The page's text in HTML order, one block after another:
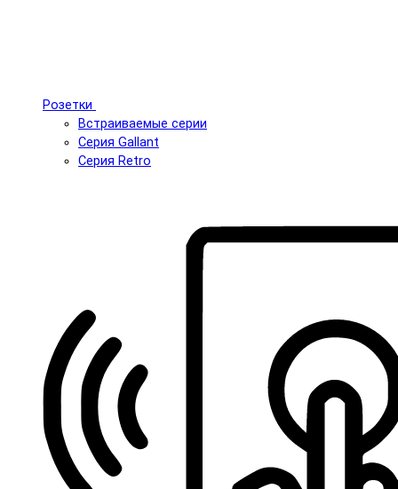
Розетки
Встраиваемые серии
Серия Gallant
Серия Retro